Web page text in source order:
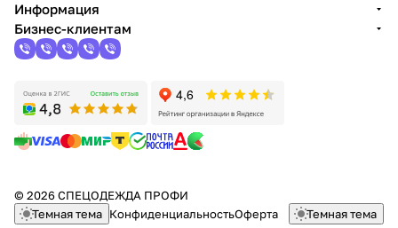
Информация
Бизнес-клиентам
© 2026 СПЕЦОДЕЖДА ПРОФИ
Темная тема КонфиденциальностьОферта Темная тема